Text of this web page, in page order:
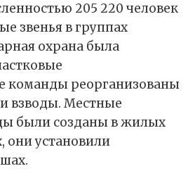
205 220 человек
звенья в группах
охрана была
команды реорганизованы
взводы. Местные
были созданы в жилых
они установили